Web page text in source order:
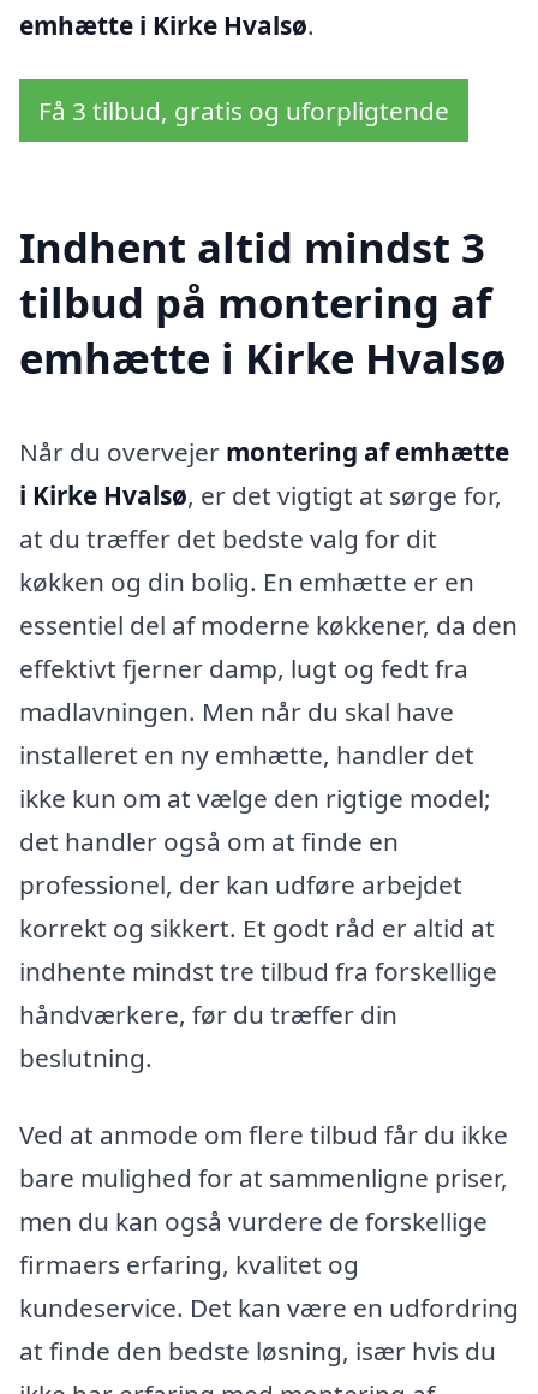
emhætte i Kirke Hvalsø.
Få 3 tilbud, gratis og uforpligtende
Indhent altid mindst 3
tilbud på montering af
emhætte i Kirke Hvalsø
Når du overvejer montering af emhætte
i Kirke Hvalsø, er det vigtigt at sørge for,
at du træffer det bedste valg for dit
køkken og din bolig. En emhætte er en
essentiel del af moderne køkkener, da den
effektivt fjerner damp, lugt og fedt fra
madlavningen. Men når du skal have
installeret en ny emhætte, handler det
ikke kun om at vælge den rigtige model;
det handler også om at finde en
professionel, der kan udføre arbejdet
korrekt og sikkert. Et godt råd er altid at
indhente mindst tre tilbud fra forskellige
håndværkere, før du træffer din
beslutning.
Ved at anmode om flere tilbud får du ikke
bare mulighed for at sammenligne priser,
men du kan også vurdere de forskellige
firmaers erfaring, kvalitet og
kundeservice. Det kan være en udfordring
at finde den bedste løsning, især hvis du